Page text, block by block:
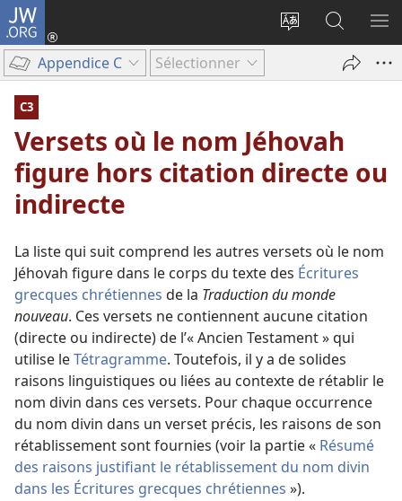
JW.ORG
Changer
langue
Se
connecter
sur
JW.ORG
Appendice C Sélectionner
C3
Versets où le nom Jéhovah
figure hors citation directe ou
indirecte
La liste qui suit comprend les autres versets où le nom
Jéhovah figure dans le corps du texte des Écritures
grecques chrétiennes de la Traduction du monde
nouveau. Ces versets ne contiennent aucune citation
(directe ou indirecte) de l’« Ancien Testament » qui
utilise leTétragramme. Toutefois, il y a de solides
raisons linguistiques ou liées au contexte de rétablir le
nom divin dans ces versets. Pour chaque occurrence
du nom divin dans un verset précis, les raisons de son
rétablissement sont fournies (voir la partie « Résumé
des raisons justifiant le rétablissement du nom divin
dans les Écritures grecques chrétiennes »).